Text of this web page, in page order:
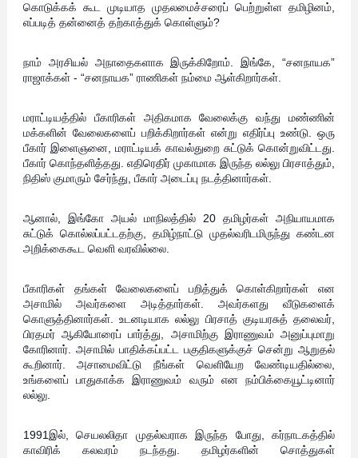
கொடுக்கக் கூட முடியாத முதலமைச்சரைப் பெற்றுள்ள தமிழினம்,
எப்படித் தன்னைத் தற்காத்துக் கொள்ளும்?
நாம் அரசியல் அநாதைகளாக இருக்கிறோம். இங்கே, “சனநாயக”
ராஜாக்கள் - “சனநாயக” ராணிகள் நம்மை ஆள்கிறார்கள்.
மராட்டியத்தில் பீகாரிகள் அதிகமாக வேலைக்கு வந்து மண்ணின்
மக்களின் வேலைகளைப் பறிக்கிறார்கள் என்று எதிர்ப்பு உண்டு. ஒரு
பீகார் இளைஞனை, மராட்டியக் காவல்துறை சுட்டுக் கொன்றுவிட்டது.
பீகார் கொந்தளித்தது. எதிரெதிர் முகாமாக இருந்த லல்லு பிரசாத்தும்,
நிதிஸ் குமாரும் சேர்ந்து, பீகார் அடைப்பு நடத்தினார்கள்.
ஆனால், இங்கோ அயல் மாநிலத்தில் 20 தமிழர்கள் அநியாயமாக
சுட்டுக் கொல்லப்பட்டதற்கு, தமிழ்நாட்டு முதல்வரிடமிருந்து கண்டன
அறிக்கைகூட வெளி வரவில்லை.
பீகாரிகள் தங்கள் வேலைகளைப் பறித்துக் கொள்கிறார்கள் என
அசாமில் அவர்களை அடித்தார்கள். அவர்களது வீடுகளைக்
கொளுத்தினார்கள். உடனடியாக லல்லு பிரசாத் குடியரசுத் தலைவர்,
பிரதமர் ஆகியோரைப் பார்த்து, அசாமிற்கு இராணுவம் அனுப்புமாறு
கோரினார். அசாமில் பாதிக்கப்பட்ட பகுதிகளுக்குச் சென்று ஆறுதல்
கூறினார். அசாமைவிட்டு நீங்கள் வெளியேற வேண்டியதில்லை,
உங்களைப் பாதுகாக்க இராணுவம் வரும் என நம்பிக்கையூட்டினார்
லல்லு.
1991இல், செயலலிதா முதல்வராக இருந்த போது, கர்நாடகத்தில்
காவிரிக் கலவரம் நடந்தது. தமிழர்களின் சொத்துகள்